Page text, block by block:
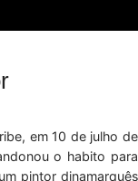
em 10 de julho de
o habito para
pintor dinamarquês